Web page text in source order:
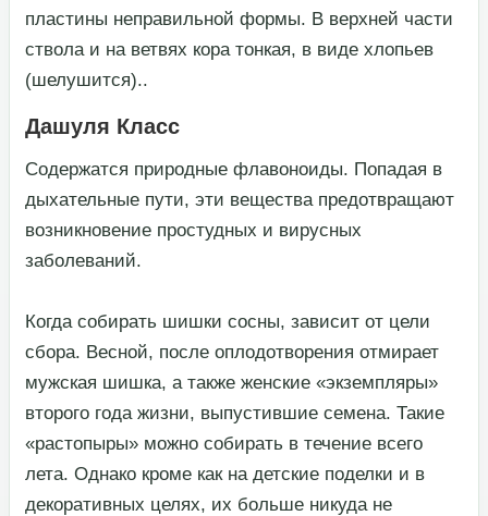
пластины неправильной формы. В верхней части
ствола и на ветвях кора тонкая, в виде хлопьев
(шелушится)..​
Дашуля Класс
​Содержатся природные флавоноиды. Попадая в
дыхательные пути, эти вещества предотвращают
возникновение простудных и вирусных
заболеваний.​
​Когда собирать шишки сосны, зависит от цели
сбора. Весной, после оплодотворения отмирает
мужская шишка, а также женские «экземпляры»
второго года жизни, выпустившие семена. Такие
«растопыры» можно собирать в течение всего
лета. Однако кроме как на детские поделки и в
декоративных целях, их больше никуда не